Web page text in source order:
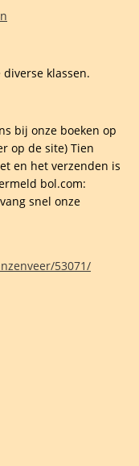
klassen.
bij onze boeken op
op de site) Tien
en het verzenden is
bol.com:
snel onze
53071/